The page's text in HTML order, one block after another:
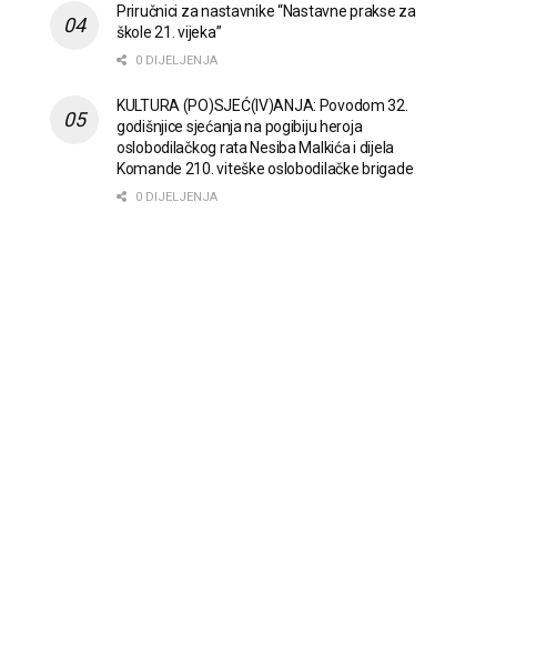
Priručnici za nastavnike “Nastavne prakse za
škole 21. vijeka”
0 DIJELJENJA
KULTURA (PO)SJEĆ(IV)ANJA: Povodom 32.
godišnjice sjećanja na pogibiju heroja
oslobodilačkog rata Nesiba Malkića i dijela
Komande 210. viteške oslobodilačke brigade
0 DIJELJENJA